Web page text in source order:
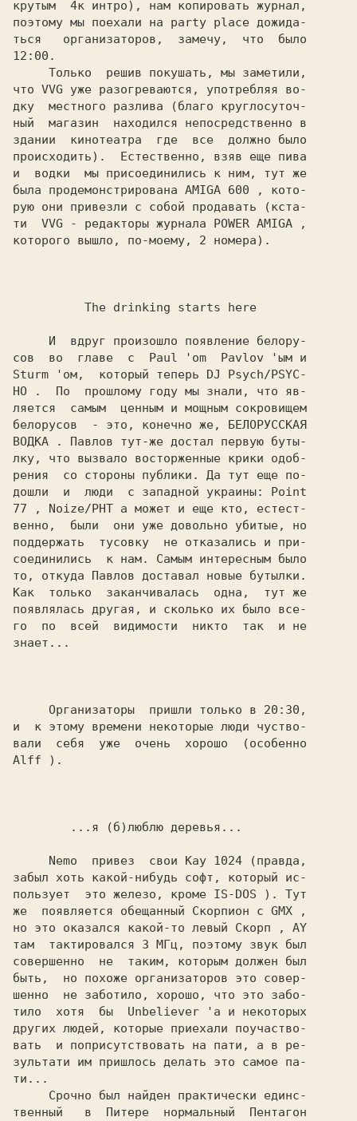
крутым  4к интро), нам копировать журнал,
поэтому мы поехали на party place дожида-
ться   организаторов,  замечу,  что  было
12:00.
что VVG уже разогреваются, употребляя во-
дку  местного разлива (благо круглосуточ-
ный  магазин  находился непосредственно в
здании  кинотеатра  где  все  должно было
происходить).  Естественно, взяв еще пива
и  водки  мы присоединились к ним, тут же
была продемонстрирована AMIGA 600
, кото-
рую они привезли с собой продавать (кста-
ти VVG - редакторы журнала POWER AMIGA
,
которого вышло, по-моему, 2 номера).
The drinking starts here
   И  вдруг произошло появление белору-
сов  во  главе  с Paul 'om Pavlov
Sturm
'ом,  который теперь DJ Psych/PSYC-
HO
.  По  прошлому году мы знали, что яв-
ляется  самым  ценным и мощным сокровищем
белорусов  - это, конечно же, БЕЛОРУССКАЯ
ВОДКА
. Павлов тут-же достал первую буты-
лку, что вызвало восторженные крики одоб-
рения  со стороны публики. Да тут еще по-
дошли  и  люди  с западной украины: Point
77
, Noize/PHT а может и еще кто, естест-
венно,  были  они уже довольно убитые, но
поддержать  тусовку  не отказались и при-
соединились  к нам. Самым интересным было
то, откуда Павлов доставал новые бутылки.
Как  только  заканчивалась  одна,  тут же
появлялась другая, и сколько их было все-
го  по  всей  видимости  никто  так  и не
знает...
и  к этому времени некоторые люди чуство-
Alff
).
...я (б)люблю деревья...
Nemo привез  свои Kay 1024
(правда,
забыл хоть какой-нибудь софт, который ис-
пользует  это железо, кроме IS-DOS
). Тут
же  появляется обещанный Cкорпион с GMX
,
но это оказался какой-то левый Скорп ,
там  тактировался 3 МГц, поэтому звук был
совершенно  не  таким, которым должен был
быть,  но похоже организаторов это совер-
шенно  не заботило, хорошо, что это забо-
тило  хотя  бы Unbeliever
'a и некоторых
других людей, которые приехали поучаство-
вать  и поприсутствовать на пати, а в ре-
зультати им пришлось делать это самое па-
ти...
твенный   в  Питере  нормальный